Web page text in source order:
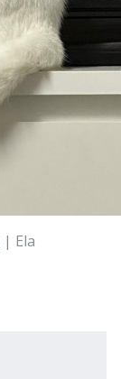
| Ela